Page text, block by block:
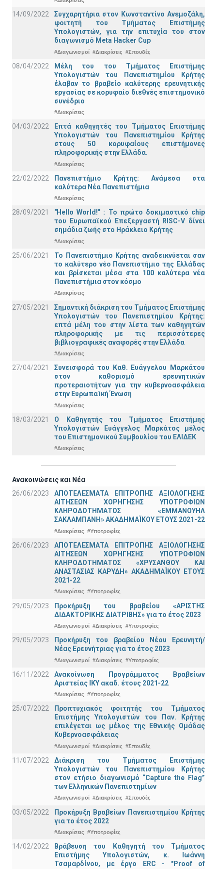
14/09/2022
Συγχαρητήρια στον Κωνσταντίνο Ανεμοζάλη,
φοιτητή του Τμήματος Επιστήμης
Υπολογιστών, για την επιτυχία του στον
διαγωνισμό Meta Hacker Cup
#Διαγωνισμοί #Διακρίσεις #Σπουδές
08/04/2022
Μέλη του του Τμήματος Επιστήμης
Υπολογιστών του Πανεπιστημίου Κρήτης
έλαβαν το βραβείο καλύτερης ερευνητικής
εργασίας σε κορυφαίο διεθνές επιστημονικό
συνέδριο
#Διακρίσεις
04/03/2022
Επτά καθηγητές του Τμήματος Επιστήμης
Υπολογιστών του Πανεπιστημίου Κρήτης
στους 50 κορυφαίους επιστήμονες
πληροφορικής στην Ελλάδα.
#Διακρίσεις
22/02/2022
Πανεπιστήμιο Κρήτης: Ανάμεσα στα
καλύτερα Νέα Πανεπιστήμια
#Διακρίσεις
28/09/2021
"Hello World!" : Το πρώτο δοκιμαστικό chip
του Ευρωπαϊκού Επεξεργαστή RISC-V δίνει
σημάδια ζωής στο Ηράκλειο Κρήτης
#Διακρίσεις
25/06/2021
Το Πανεπιστήμιο Κρήτης αναδεικνύεται σαν
το καλύτερο νέο Πανεπιστήμιο της Ελλάδας
και βρίσκεται μέσα στα 100 καλύτερα νέα
Πανεπιστήμια στον κόσμο
#Διακρίσεις
27/05/2021
Σημαντική διάκριση του Τμήματος Επιστήμης
Υπολογιστών του Πανεπιστημίου Κρήτης:
επτά μέλη του στην λίστα των καθηγητών
πληροφορικής με τις περισσότερες
βιβλιογραφικές αναφορές στην Ελλάδα
#Διακρίσεις
27/04/2021
Συνεισφορά του Καθ. Ευάγγελου Μαρκάτου
στον καθορισμό ερευνητικών
προτεραιοτήτων για την κυβερνοασφάλεια
στην Ευρωπαϊκή Ένωση
#Διακρίσεις
18/03/2021
Ο Καθηγητής του Τμήματος Επιστήμης
Υπολογιστών Ευάγγελος Μαρκάτος μέλος
του Επιστημονικού Συμβουλίου του ΕΛΙΔΕΚ
#Διακρίσεις
Ανακοινώσεις και Νέα
26/06/2023
ΑΠΟΤΕΛΕΣΜΑΤΑ ΕΠΙΤΡΟΠΗΣ ΑΞΙΟΛΟΓΗΣΗΣ
ΑΙΤΗΣΕΩΝ ΧΟΡΗΓΗΣΗΣ ΥΠΟΤΡΟΦΙΩΝ
ΚΛΗΡΟΔΟΤΗΜΑΤΟΣ «ΕΜΜΑΝΟΥΗΛ
ΣΑΚΛΑΜΠΑΝΗ» ΑΚΑΔΗΜΑΪΚΟΥ ΕΤΟΥΣ 2021-22
#Διακρίσεις #Υποτροφίες
26/06/2023
ΑΠΟΤΕΛΕΣΜΑΤΑ ΕΠΙΤΡΟΠΗΣ ΑΞΙΟΛΟΓΗΣΗΣ
ΑΙΤΗΣΕΩΝ ΧΟΡΗΓΗΣΗΣ ΥΠΟΤΡΟΦΙΩΝ
ΚΛΗΡΟΔΟΤΗΜΑΤΟΣ «ΧΡΥΣΑΝΘΟΥ ΚΑΙ
ΑΝΑΣΤΑΣΙΑΣ ΚΑΡΥΔΗ» ΑΚΑΔΗΜΑΪΚΟΥ ΕΤΟΥΣ
2021-22
#Διακρίσεις #Υποτροφίες
29/05/2023
Προκήρυξη του βραβείου «ΑΡΙΣΤΗΣ
ΔΙΔΑΚΤΟΡΙΚΗΣ ΔΙΑΤΡΙΒΗΣ» για το έτος 2023
#Διαγωνισμοί #Διακρίσεις #Υποτροφίες
29/05/2023
Προκήρυξη του βραβείου Νέου Ερευνητή/
Νέας Ερευνήτριας για το έτος 2023
#Διαγωνισμοί #Διακρίσεις #Υποτροφίες
16/11/2022
Ανακοίνωση Προγράμματος Βραβείων
Αριστείας ΙΚΥ ακαδ. έτους 2021-22
#Διακρίσεις #Υποτροφίες
25/07/2022
Προπτυχιακός φοιτητής του Τμήματος
Επιστήμης Υπολογιστών του Παν. Κρήτης
επιλέγεται ως μέλος της Εθνικής Ομάδας
Κυβερνοασφάλειας
#Διαγωνισμοί #Διακρίσεις #Σπουδές
11/07/2022
Διάκριση του Τμήματος Επιστήμης
Υπολογιστών του Πανεπιστημίου Κρήτης
στον ετήσιο διαγωνισμό “Capture the Flag”
των Ελληνικών Πανεπιστημίων
#Διαγωνισμοί #Διακρίσεις #Σπουδές
03/05/2022
Προκήρυξη Βραβείων Πανεπιστημίου Κρήτης
για το έτος 2022
#Διακρίσεις #Υποτροφίες
14/02/2022
Βράβευση του Καθηγητή του Τμήματος
Επιστήμης Υπολογιστών, κ. Ιωάννη
Τσαμαρδίνου, με έργο ERC - "Proof of